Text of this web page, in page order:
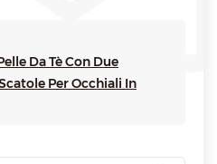
Da Tè Con Due
Per Occhiali In